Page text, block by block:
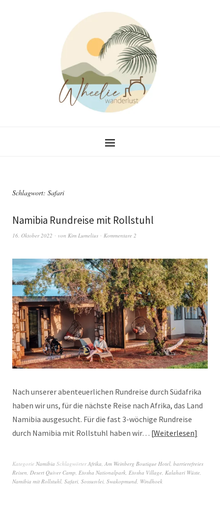
Schlagwort: Safari
Namibia Rundreise mit Rollstuhl
16. Oktober 2022 von Kim Lumelius Kommentare 2
Nach unserer abenteuerlichen Rundreise durch Südafrika
haben wir uns, für die nächste Reise nach Afrika, das Land
Namibia ausgesucht. Für die fast 3-wöchige Rundreise
durch Namibia mit Rollstuhl haben wir… Weiterlesen
Kategorie Namibia SchlagwörterAfrika, Am Weinberg Boutique Hotel, barrierefreies
Reisen, Desert Quiver Camp, Etosha Nationalpark, Etosha Village, Kalahari Wüste,
Namibia mit Rollstuhl, Safari, Sossusvlei, Swakopmund, Windhoek